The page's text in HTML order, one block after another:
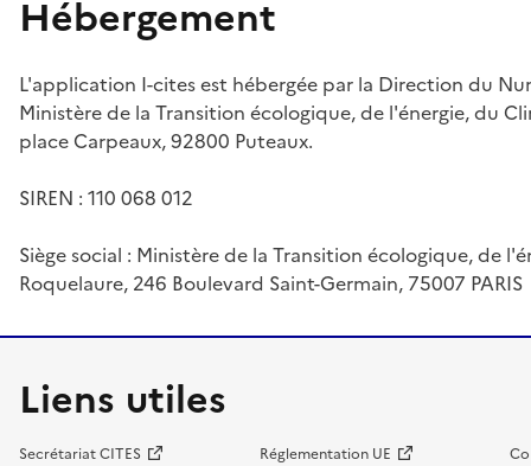
Hébergement
L'application I-cites est hébergée par la Direction du
Ministère de la Transition écologique, de l'énergie, du
place Carpeaux, 92800 Puteaux.
SIREN : 110 068 012
Siège social : Ministère de la Transition écologique, de
Roquelaure, 246 Boulevard Saint-Germain, 75007 PARIS
Liens utiles
Secrétariat CITES Réglementation UE